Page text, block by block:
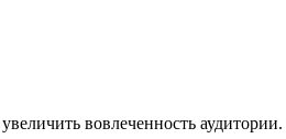
вовлеченность аудитории.